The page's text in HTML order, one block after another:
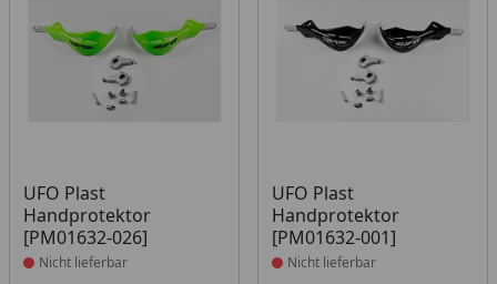
UFO Plast
Handprotektor
[PM01632-026]
Produkt nicht lieferbar
Nicht lieferbar
UFO Plast
Handprotektor
[PM01632-001]
Produkt nicht lieferbar
Nicht lieferbar